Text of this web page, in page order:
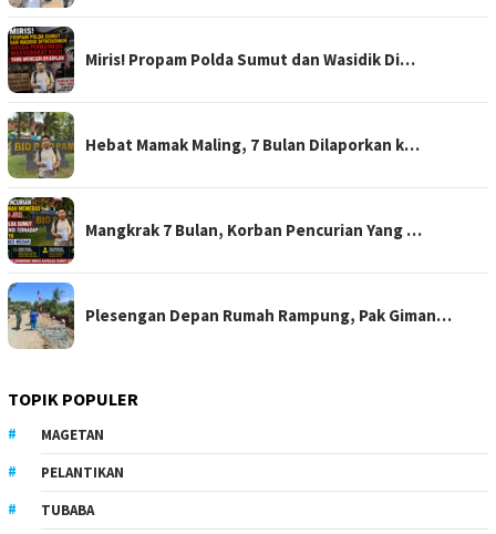
Miris! Propam Polda Sumut dan Wasidik Di…
Hebat Mamak Maling, 7 Bulan Dilaporkan k…
Mangkrak 7 Bulan, Korban Pencurian Yang …
Plesengan Depan Rumah Rampung, Pak Giman…
TOPIK POPULER
MAGETAN
PELANTIKAN
TUBABA